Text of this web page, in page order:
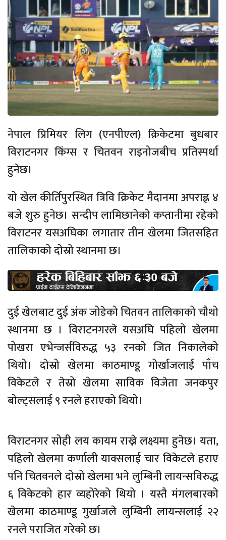
नेपाल प्रिमियर लिग (एनपीएल) क्रिकेटमा बुधबार
विराटनगर किंग्स र चितवन राइनोजबीच प्रतिस्पर्धा
हुनेछ।
यो खेल कीर्तिपुरस्थित त्रिवि क्रिकेट मैदानमा अपराह्न ४
बजे शुरु हुनेछ। सन्दीप लामिछानेको कप्तानीमा रहेको
विराटनर यसअघिका लगातार तीन खेलमा जितसहित
तालिकाको दोस्रो स्थानमा छ।
दुई खेलबाट दुई अंक जोडेको चितवन तालिकाको चौथो
स्थानमा छ । विराटनगरले यसअघि पहिलो खेलमा
पोखरा एभेन्जर्सविरुद्ध ५३ रनको जित निकालेको
थियो। दोस्रो खेलमा काठमाण्डू गोर्खाजलाई पाँच
विकेटले र तेस्रो खेलमा साविक विजेता जनकपुर
बोल्ट्सलाई ९ रनले हराएको थियो।
विराटनगर सोही लय कायम राख्ने लक्ष्यमा हुनेछ। यता,
पहिलो खेलमा कर्णाली याक्सलाई चार विकेटले हराए
पनि चितवनले दोस्रो खेलमा भने लुम्बिनी लायन्सविरुद्ध
६ विकेटको हार व्यहोरेको थियो । यस्तै मंगलबारको
खेलमा काठमाण्डू गुर्खाजले लुम्बिनी लायन्सलाई २२
रनले पराजित गरेको छ।